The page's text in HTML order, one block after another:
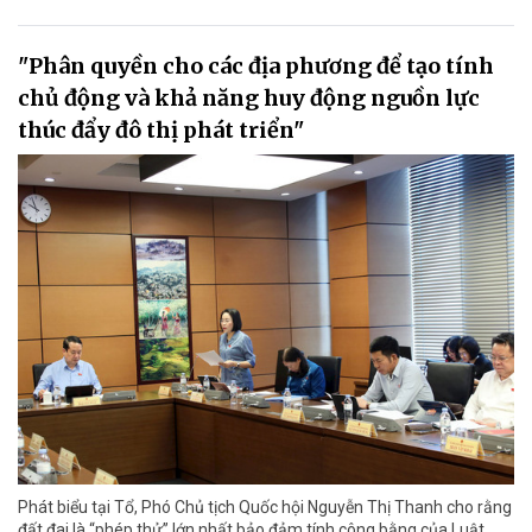
"Phân quyền cho các địa phương để tạo tính
chủ động và khả năng huy động nguồn lực
thúc đẩy đô thị phát triển"
Phát biểu tại Tổ, Phó Chủ tịch Quốc hội Nguyễn Thị Thanh cho rằng